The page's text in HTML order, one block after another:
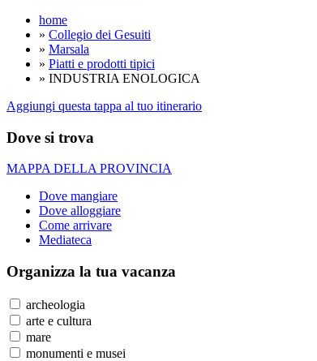
home
» Collegio dei Gesuiti
» Marsala
» Piatti e prodotti tipici
» INDUSTRIA ENOLOGICA
Aggiungi questa tappa al tuo itinerario
Dove si trova
MAPPA DELLA PROVINCIA
Dove mangiare
Dove alloggiare
Come arrivare
Mediateca
Organizza la tua vacanza
archeologia
arte e cultura
mare
monumenti e musei